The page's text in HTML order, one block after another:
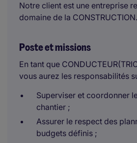
Notre client est une entreprise
domaine de la CONSTRUCTION.
Poste et missions
En tant que
vous aurez les responsabilités
Superviser et coordonner
chantier ;
Assurer le respect des
budgets définis ;